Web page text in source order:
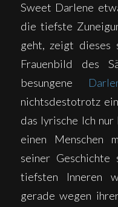
Sweet Darlene
die tiefste
geht, zeigt dieses
Frauenbild des
besungene
nichtsdestotrotz
das lyrische Ich nur
einen Menschen
seiner Geschichte
tiefsten Inneren
gerade wegen